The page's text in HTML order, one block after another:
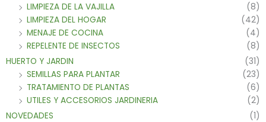
LIMPIEZA DE LA VAJILLA
(8)
LIMPIEZA DEL HOGAR
(42)
MENAJE DE COCINA
(4)
REPELENTE DE INSECTOS
(8)
HUERTO Y JARDIN
(31)
SEMILLAS PARA PLANTAR
(23)
TRATAMIENTO DE PLANTAS
(6)
UTILES Y ACCESORIOS JARDINERIA
(2)
NOVEDADES
(1)